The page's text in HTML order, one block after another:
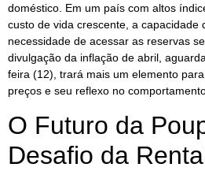
doméstico. Em um país com altos
custo de vida crescente, a capacidade
necessidade de acessar as reservas
divulgação da inflação de abril,
feira (12), trará mais um elemento
preços e seu reflexo no
O Futuro da
Desafio da